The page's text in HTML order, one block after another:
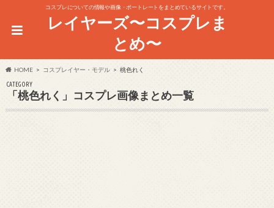
コスプレについての情報や画像・ポートレートをまとめているサイトです。
レイヤーズ〜コスプレま
とめ〜
HOME コスプレイヤー・モデル 桃色れく
CATEGORY
「桃色れく」コスプレ画像まとめ一覧